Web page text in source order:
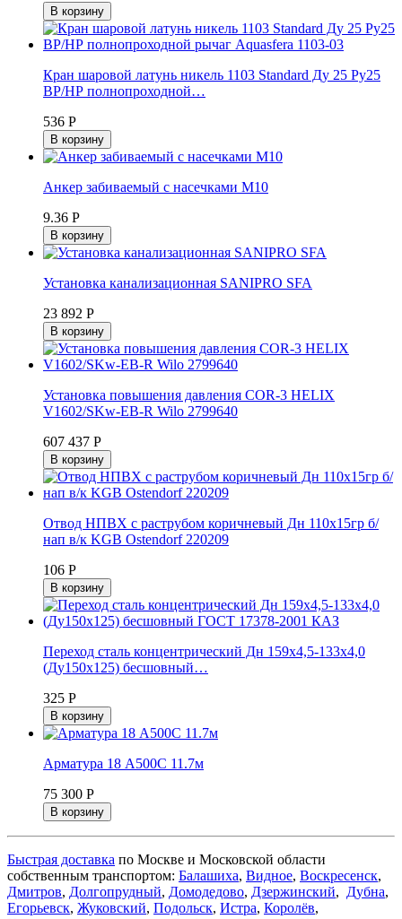
В корзину
Кран шаровой латунь никель 1103 Standard Ду 25 Ру25
ВР/НР полнопроходной…
536 Р
В корзину
Анкер забиваемый с насечками М10
9.36 Р
В корзину
Установка канализационная SANIPRO SFA
23 892 Р
В корзину
Установка повышения давления COR-3 HELIX
V1602/SKw-EB-R Wilo 2799640
607 437 Р
В корзину
Отвод НПВХ с раструбом коричневый Дн 110х15гр б/
нап в/к KGB Ostendorf 220209
106 Р
В корзину
Переход сталь концентрический Дн 159х4,5-133х4,0
(Ду150х125) бесшовный…
325 Р
В корзину
Арматура 18 А500С 11.7м
75 300 Р
В корзину
Быстрая доставка по Москве и Московской области
собственным транспортом: Балашиха, Видное, Воскресенск,
Дмитров, Долгопрудный, Домодедово, Дзержинский, Дубна,
Егорьевск, Жуковский, Подольск, Истра, Королёв,